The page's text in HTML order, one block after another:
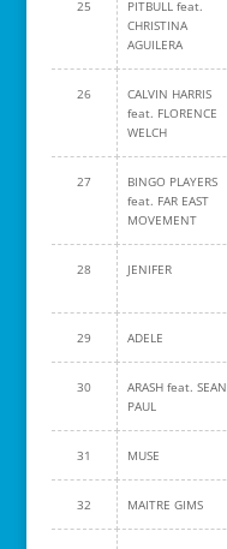
25
PITBULL feat.
CHRISTINA
AGUILERA
26
CALVIN HARRIS
feat. FLORENCE
WELCH
27
BINGO PLAYERS
feat. FAR EAST
MOVEMENT
28 JENIFER
29 ADELE
30
ARASH feat. SEAN
PAUL
31 MUSE
32 MAITRE GIMS